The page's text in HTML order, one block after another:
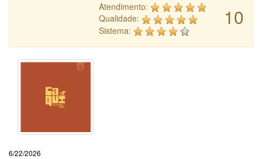
10
Atendimento:
Qualidade:
Sistema:
6/22/2026